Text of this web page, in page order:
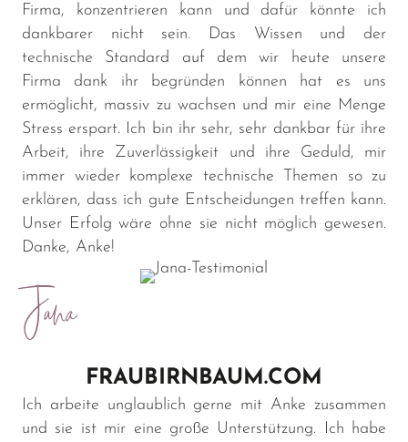
Firma, konzentrieren kann und dafür könnte ich
dankbarer nicht sein. Das Wissen und der
technische Standard auf dem wir heute unsere
Firma dank ihr begründen können hat es uns
ermöglicht, massiv zu wachsen und mir eine Menge
Stress erspart. Ich bin ihr sehr, sehr dankbar für ihre
Arbeit, ihre Zuverlässigkeit und ihre Geduld, mir
immer wieder komplexe technische Themen so zu
erklären, dass ich gute Entscheidungen treffen kann.
Unser Erfolg wäre ohne sie nicht möglich gewesen.
Danke, Anke!
Jana
FRAUBIRNBAUM.COM
Ich arbeite unglaublich gerne mit Anke zusammen
und sie ist mir eine große Unterstützung. Ich habe